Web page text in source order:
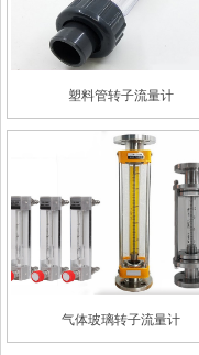
塑料管转子流量计
气体玻璃转子流量计